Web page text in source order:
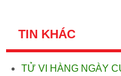
TIN KHÁC
TỬ VI HÀNG NGÀY